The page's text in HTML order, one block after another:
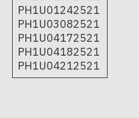
PH1U01242521
PH1U03082521
PH1U04172521
PH1U04182521
PH1U04212521